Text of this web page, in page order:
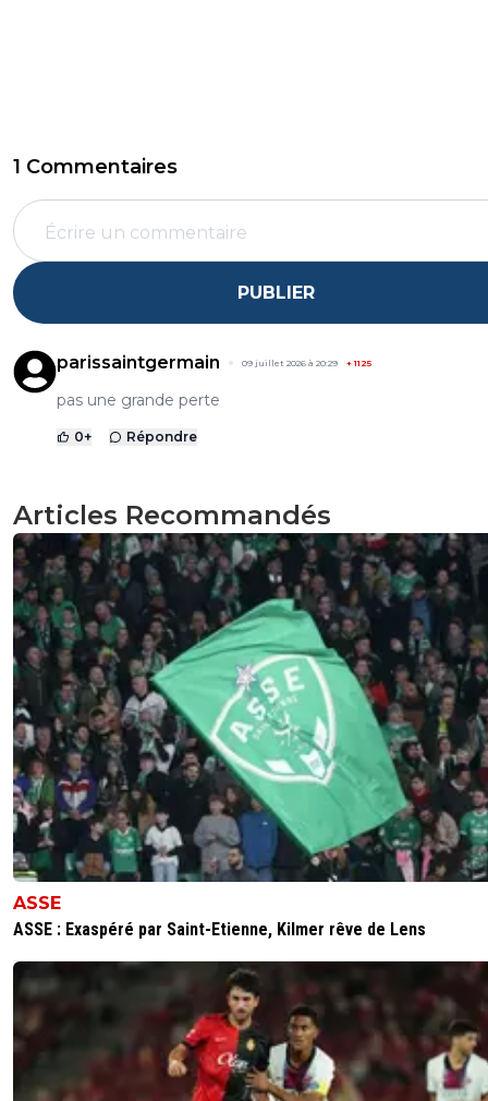
1 Commentaires
PUBLIER
parissaintgermain 09 juillet 2026 à 20:29 +1125
pas une grande perte
0+ Répondre
Articles Recommandés
ASSE
ASSE : Exaspéré par Saint-Etienne, Kilmer rêve de Lens